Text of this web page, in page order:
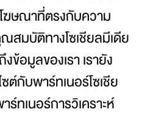
Co., Ltd., All
านเว็ปไซต์
ฆษณาที่ตรงกับความ
สมบัติทางโซเชียลมีเดีย
งข้อมูลของเรา เรายัง
ต์กับพาร์ทเนอร์โซเชีย
ทเนอร์การวิเคราะห์